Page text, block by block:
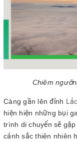
Chiêm
Càng gần lên đỉnh
hiện hiện những bụi
trình di chuyển sẽ
cảnh sắc thiên nhiên